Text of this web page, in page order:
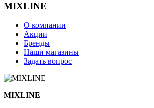
MIXLINE
О компании
Акции
Бренды
Наши магазины
Задать вопрос
MIXLINE